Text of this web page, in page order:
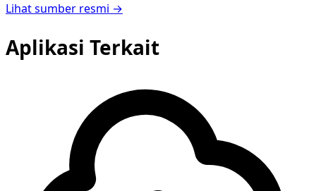
Lihat sumber resmi →
Aplikasi Terkait